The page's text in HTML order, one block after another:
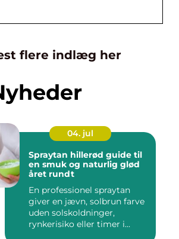
flere indlæg her
04. jul
Spraytan hillerød guide til
en smuk og naturlig glød
året rundt
En professionel spraytan
giver en jævn, solbrun farve
uden solskoldninger,
rynkerisiko eller timer i...